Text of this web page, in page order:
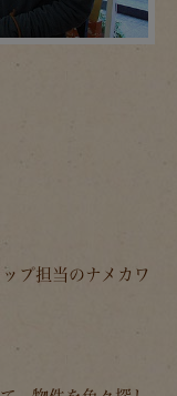
プ担当のナメカワ